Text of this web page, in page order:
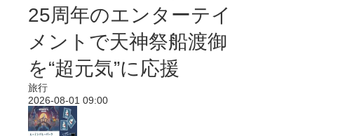
25周年のエンターテイ
メントで天神祭船渡御
を“超元気”に応援
旅行
2026-08-01 09:00